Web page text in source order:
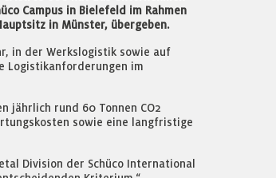
Campus in Bielefeld im Rahmen
in Münster, übergeben.
in der Werkslogistik sowie auf
Logistikanforderungen im
jährlich rund 60 Tonnen CO2
sowie eine langfristige
Division der Schüco International